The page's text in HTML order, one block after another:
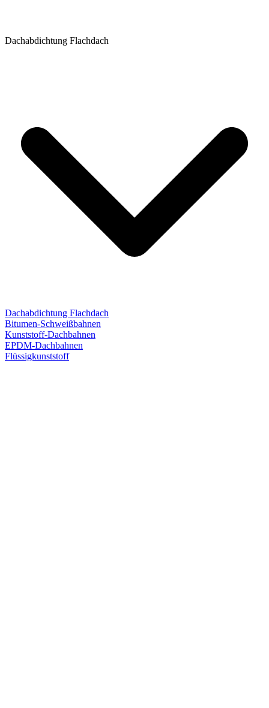
Dachabdichtung Flachdach
Dachabdichtung Flachdach
Bitumen-Schweißbahnen
Kunststoff-Dachbahnen
EPDM-Dachbahnen
Flüssigkunststoff